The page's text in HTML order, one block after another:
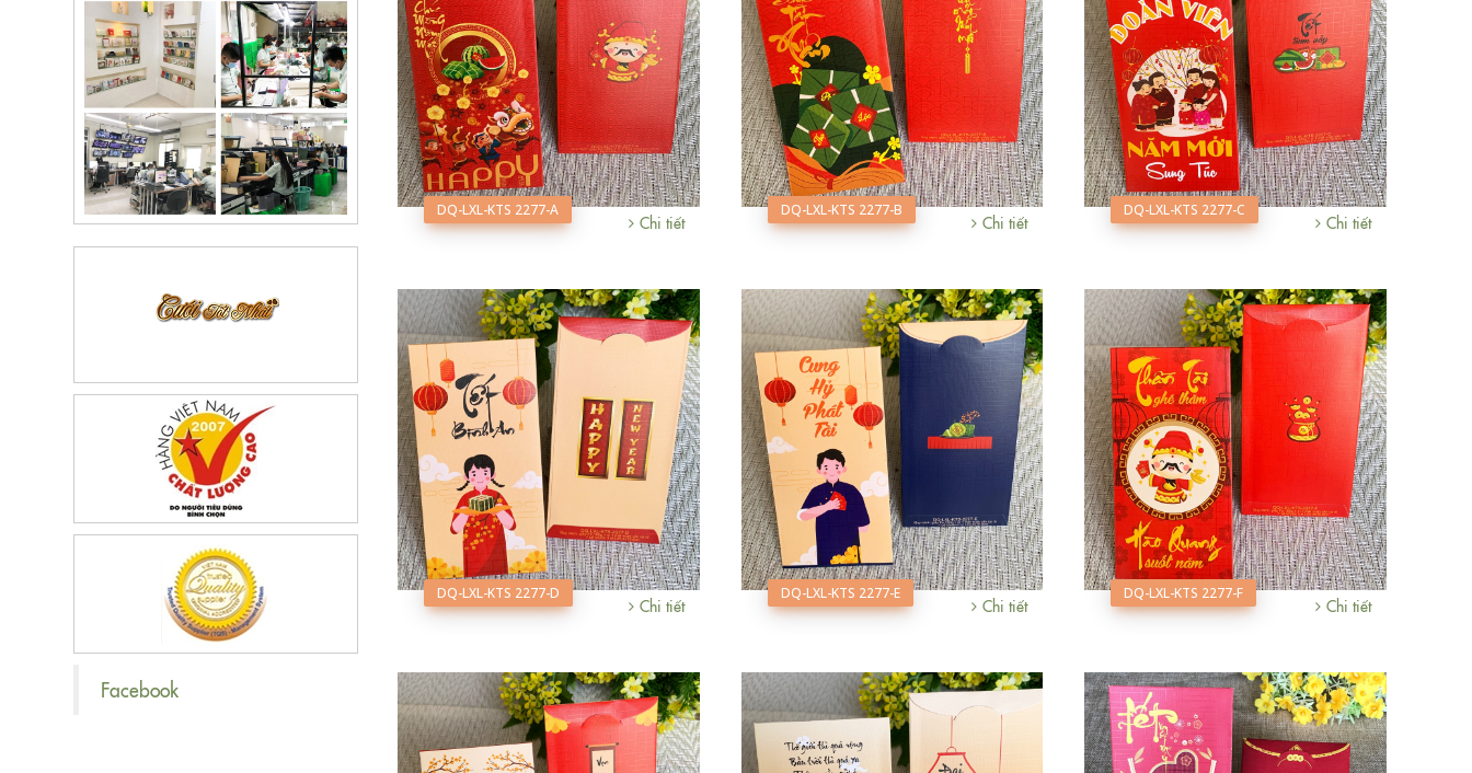
DQ-LXL-KTS 2277-A
Chi tiết
DQ-LXL-KTS 2277-B
Chi tiết
DQ-LXL-KTS 2277-C
Chi tiết
DQ-LXL-KTS 2277-D
Chi tiết
DQ-LXL-KTS 2277-E
Chi tiết
DQ-LXL-KTS 2277-F
Chi tiết
Facebook